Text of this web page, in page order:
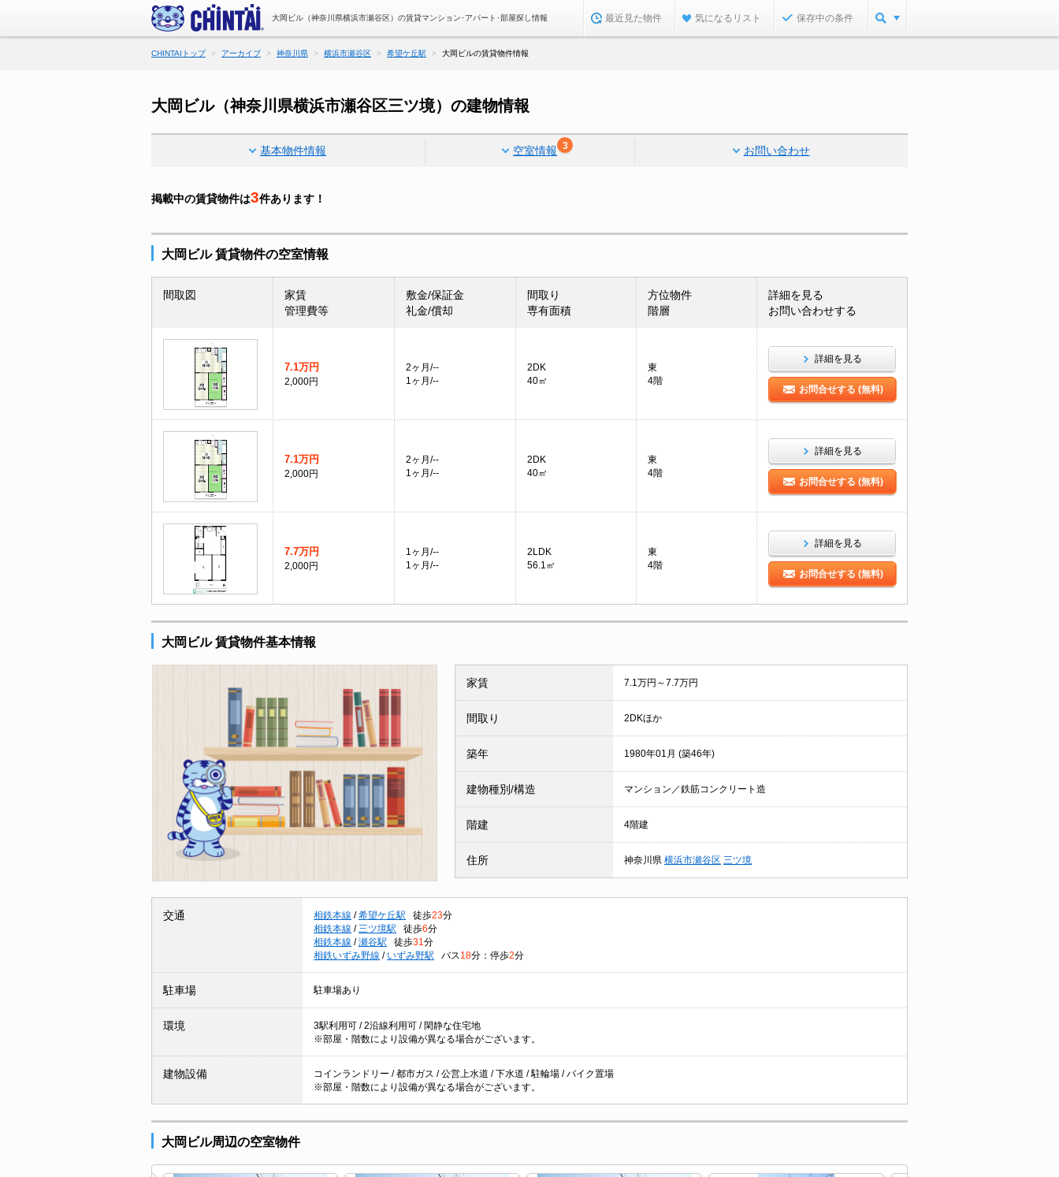
大岡ビル（神奈川県横浜市瀬谷区）の賃貸マンション･アパート･部屋探し情報 最近見た物件 気になるリスト 保存中の条件
CHINTAIトップ アーカイブ 神奈川県 横浜市瀬谷区 希望ケ丘駅 大岡ビルの賃貸物件情報
大岡ビル（神奈川県横浜市瀬谷区三ツ境）の建物情報
基本物件情報 空室情報 3 お問い合わせ
掲載中の賃貸物件は3件あります！
大岡ビル 賃貸物件の空室情報
間取図
家賃
管理費等
敷金/保証金
礼金/償却
間取り
専有面積
方位物件
階層
詳細を見る
お問い合わせする
7.1万円
2,000円
2ヶ月/--
1ヶ月/--
2DK
40㎡
東
4階
詳細を見る
お問合せする (無料)
7.1万円
2,000円
2ヶ月/--
1ヶ月/--
2DK
40㎡
東
4階
詳細を見る
お問合せする (無料)
7.7万円
2,000円
1ヶ月/--
1ヶ月/--
2LDK
56.1㎡
東
4階
詳細を見る
お問合せする (無料)
大岡ビル 賃貸物件基本情報
家賃 7.1万円～7.7万円
間取り 2DKほか
築年 1980年01月 (築46年)
建物種別/構造 マンション／鉄筋コンクリート造
階建 4階建
住所 神奈川県 横浜市瀬谷区 三ツ境
交通 相鉄本線 / 希望ケ丘駅 徒歩23分
相鉄本線 / 三ツ境駅 徒歩6分
相鉄本線 / 瀬谷駅 徒歩31 分
相鉄いずみ野線 / いずみ野駅 バス 18分：停歩2分
駐車場 駐車場あり
環境
3駅利用可 / 2沿線利用可 / 閑静な住宅地
※部屋・階数により設備が異なる場合がございます。
建物設備
コインランドリー / 都市ガス / 公営上水道 / 下水道 / 駐輪場 / バイク置場
※部屋・階数により設備が異なる場合がございます。
大岡ビル周辺の空室物件